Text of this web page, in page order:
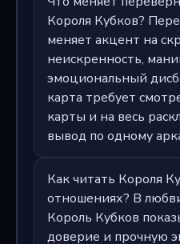
Короля Кубков?
меняет акцент на
неискренность,
эмоциональный
карта требует
карты и на весь
вывод по одному
Как читать Короля
отношениях? В
Король Кубков
доверие и прочную